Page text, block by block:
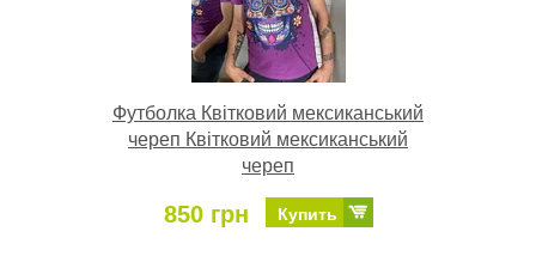
Футболка Квітковий мексиканський
череп Квітковий мексиканський
череп
850 грн Купить